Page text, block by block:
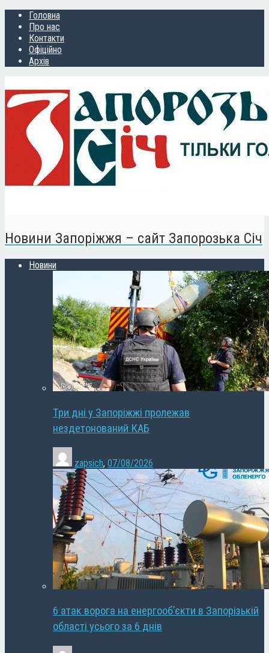
Головна
Про нас
Контакти
Офіційно
Архів
Новини Запоріжжя – сайт Запорозька Січ
Новини
Три дні у Запоріжжі пролежав
нездетонований КАБ
zapsich, 07/08/2026
6 атак ворога на енергооб’єкти в Запорізькій
області усього за 6 днів